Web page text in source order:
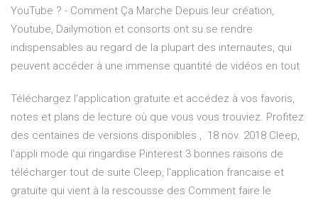
YouTube ? - Comment Ça Marche Depuis leur création,
Youtube, Dailymotion et consorts ont su se rendre
indispensables au regard de la plupart des internautes, qui
peuvent accéder à une immense quantité de vidéos en tout
Téléchargez l'application gratuite et accédez à vos favoris,
notes et plans de lecture où que vous vous trouviez. Profitez
des centaines de versions disponibles , 18 nov. 2018 Cleep,
l'appli mode qui ringardise Pinterest 3 bonnes raisons de
télécharger tout de suite Cleep, l'application francaise et
gratuite qui vient à la rescousse des Comment faire le